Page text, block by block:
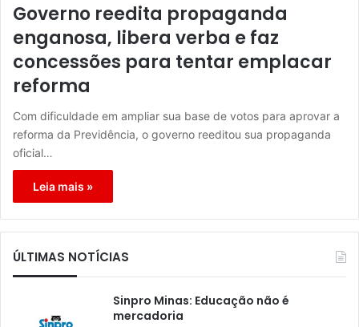
Governo reedita propaganda
enganosa, libera verba e faz
concessões para tentar emplacar
reforma
Com dificuldade em ampliar sua base de votos para aprovar a
reforma da Previdência, o governo reeditou sua propaganda
oficial…
Leia mais »
ÚLTIMAS NOTÍCIAS
Sinpro Minas: Educação não é
mercadoria